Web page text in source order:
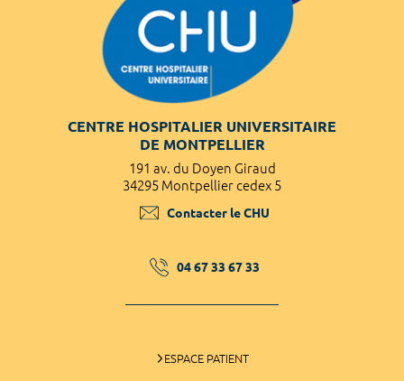
CENTRE HOSPITALIER UNIVERSITAIRE
DE MONTPELLIER
191 av. du Doyen Giraud
34295 Montpellier cedex 5
Contacter le CHU
04 67 33 67 33
ESPACE PATIENT